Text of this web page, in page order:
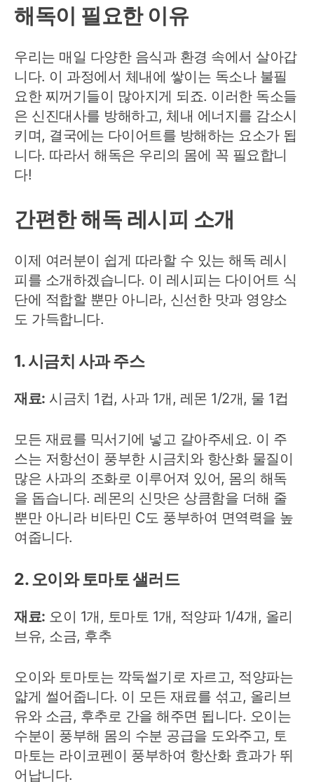
해독이 필요한 이유
우리는 매일 다양한 음식과 환경 속에서 살아갑
니다. 이 과정에서 체내에 쌓이는 독소나 불필
요한 찌꺼기들이 많아지게 되죠. 이러한 독소들
은 신진대사를 방해하고, 체내 에너지를 감소시
키며, 결국에는 다이어트를 방해하는 요소가 됩
니다. 따라서 해독은 우리의 몸에 꼭 필요합니
다!
간편한 해독 레시피 소개
이제 여러분이 쉽게 따라할 수 있는 해독 레시
피를 소개하겠습니다. 이 레시피는 다이어트 식
단에 적합할 뿐만 아니라, 신선한 맛과 영양소
도 가득합니다.
1. 시금치 사과 주스
재료: 시금치 1컵, 사과 1개, 레몬 1/2개, 물 1컵
모든 재료를 믹서기에 넣고 갈아주세요. 이 주
스는 저항선이 풍부한 시금치와 항산화 물질이
많은 사과의 조화로 이루어져 있어, 몸의 해독
을 돕습니다. 레몬의 신맛은 상큼함을 더해 줄
뿐만 아니라 비타민 C도 풍부하여 면역력을 높
여줍니다.
2. 오이와 토마토 샐러드
재료: 오이 1개, 토마토 1개, 적양파 1/4개, 올리
브유, 소금, 후추
오이와 토마토는 깍둑썰기로 자르고, 적양파는
얇게 썰어줍니다. 이 모든 재료를 섞고, 올리브
유와 소금, 후추로 간을 해주면 됩니다. 오이는
수분이 풍부해 몸의 수분 공급을 도와주고, 토
마토는 라이코펜이 풍부하여 항산화 효과가 뛰
어납니다.